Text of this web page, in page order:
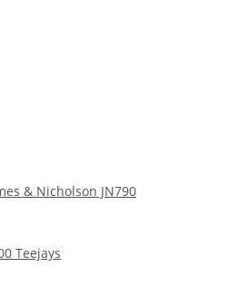
& Nicholson JN790